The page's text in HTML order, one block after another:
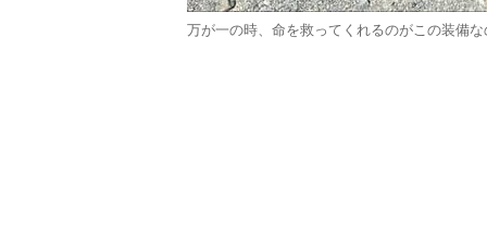
万が一の時、命を救ってくれるのがこの装備